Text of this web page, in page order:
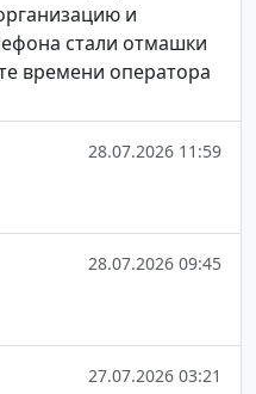
и
стали отмашки
времени оператора
28.07.2026 11:59
28.07.2026 09:45
27.07.2026 03:21